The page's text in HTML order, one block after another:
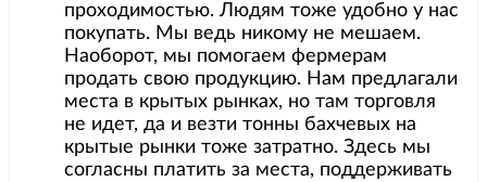
проходимостью. Людям тоже удобно у нас
покупать. Мы ведь никому не мешаем.
Наоборот, мы помогаем фермерам
продать свою продукцию. Нам предлагали
места в крытых рынках, но там торговля
не идет, да и везти тонны бахчевых на
крытые рынки тоже затратно. Здесь мы
согласны платить за места, поддерживать